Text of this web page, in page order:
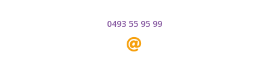
0493 55 95 99
